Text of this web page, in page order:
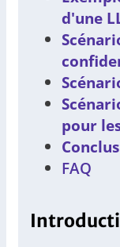
d'une
pour
FAQ